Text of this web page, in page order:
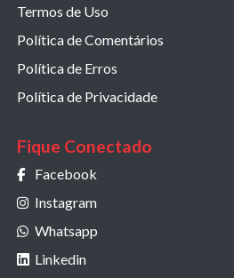
Termos de Uso
Política de Comentários
Política de Erros
Política de Privacidade
Fique Conectado
Facebook
Instagram
Whatsapp
Linkedin